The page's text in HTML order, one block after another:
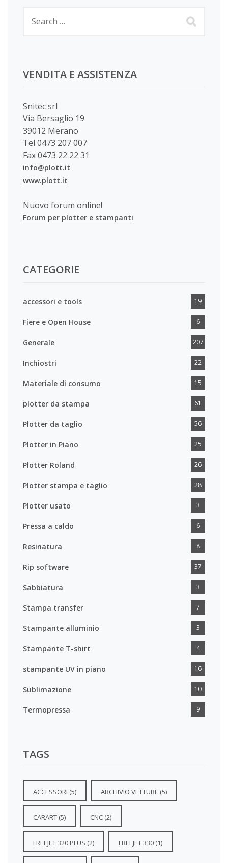
VENDITA E ASSISTENZA
Snitec srl
Via Bersaglio 19
39012 Merano
Tel 0473 207 007
Fax 0473 22 22 31
info@plott.it
www.plott.it
Nuovo forum online!
Forum per plotter e stampanti
CATEGORIE
accessori e tools 19
Fiere e Open House 6
Generale 207
Inchiostri 22
Materiale di consumo 15
plotter da stampa 61
Plotter da taglio 56
Plotter in Piano 25
Plotter Roland 26
Plotter stampa e taglio 28
Plotter usato 3
Pressa a caldo 6
Resinatura 8
Rip software 37
Sabbiatura 3
Stampa transfer 7
Stampante alluminio 3
Stampante T-shirt 4
stampante UV in piano 16
Sublimazione 10
Termopressa 9
TAGS
ACCESSORI (5) ARCHIVIO VETTURE (5)
CARART (5) CNC (2)
FREEJET 320 PLUS (2) FREEJET 330 (1)